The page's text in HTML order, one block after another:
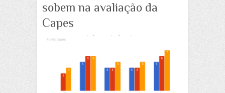
sobem na avaliação da
Capes